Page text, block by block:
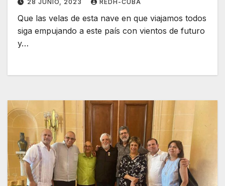
28 JUNIO, 2023 REDH-CUBA
Que las velas de esta nave en que viajamos todos
siga empujando a este país con vientos de futuro
y…